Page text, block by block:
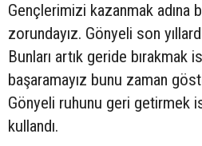
Gençlerimizi kazanmak adına
zorundayız. Gönyeli son
Bunları artık geride bırakmak
başaramayız bunu zaman
Gönyeli ruhunu geri getirmek
kullandı.